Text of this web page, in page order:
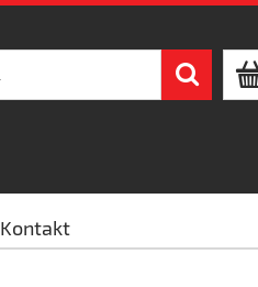
Kontakt